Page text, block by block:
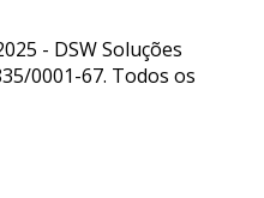
- DSW Soluções
0001-67. Todos os